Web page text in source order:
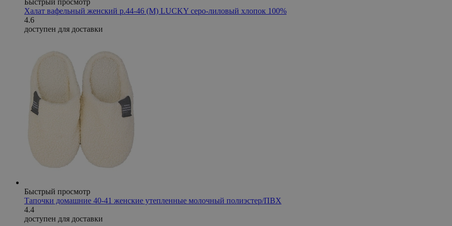
Халат вафельный женский р.44-46 (М) LUCKY серо-лиловый хлопок 100%
4.6
доступен для доставки
Быстрый просмотр
Тапочки домашние 40-41 женские утепленные молочный полиэстер/ПВХ
4.4
доступен для доставки